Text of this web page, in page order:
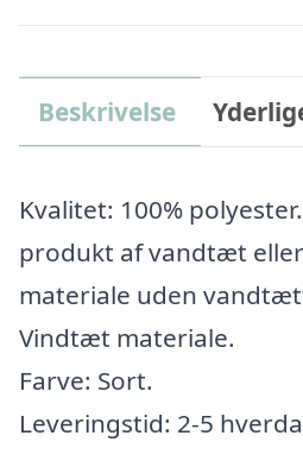
Beskrivelse
Kvalitet: 100%
produkt af vandtæt
materiale uden
Vindtæt materiale.
Farve: Sort.
Leveringstid: 2-5